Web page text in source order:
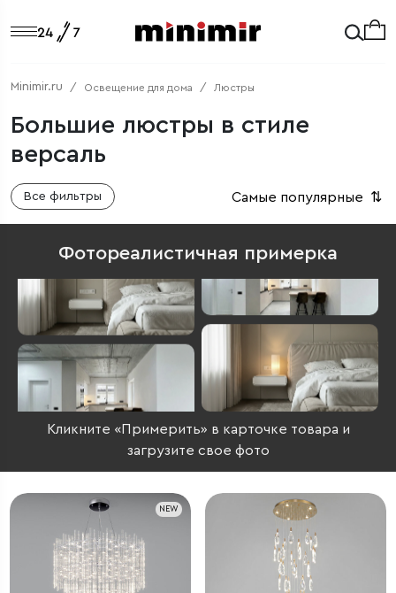
Minimir.ru Освещение для дома Люстры
Большие люстры в стиле
версаль
Все фильтры Самые популярные ⇅
Фотореалистичная примерка
Кликните «Примерить» в карточке товара и
загрузите свое фото
NEW